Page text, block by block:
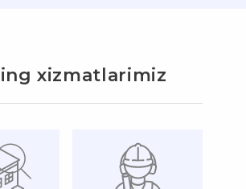
xizmatlarimiz